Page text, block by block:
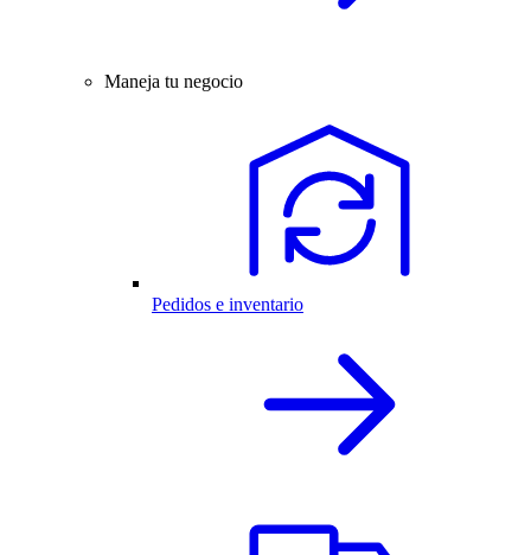
Maneja tu negocio
Pedidos e inventario